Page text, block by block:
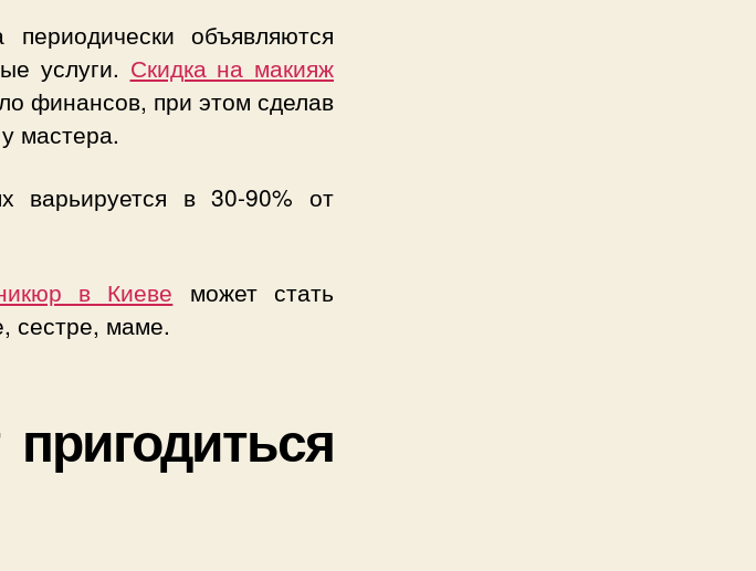
объявляются
услуги. Скидка на макияж
финансов, при этом сделав
мастера.
варьируется в 30-90% от
в Киеве может стать
сестре, маме.